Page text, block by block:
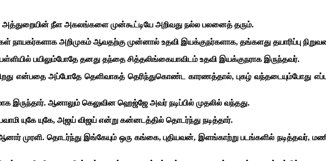
நீள அகலங்களை முன்கூட்டியே அறிவது நல்ல பலனைத் தரும்.
அறிமுகம் ஆவதற்கு முன்னால் உதவி இயக்குநர்களாக, தங்களது தயாரிப்பு
பயிலும்போதே தனது தந்தை சித்தலிங்கையாவிடம் உதவி இயக்குநராக இருந்தவர்.
என்பதை அப்போதே தெளிவாகத் தெரிந்துகொண்ட காரணத்தால், புகழ் வந்தடையும்போது
இருந்தார். ஆனாலும் கெலுவின ஹெஜ்ஜே அவர் நடிப்பில் முதலில் வந்தது.
யுகே யுகே, அஜய் விஜய் என்று கன்னடத்தில் தொடர்ந்து நடித்தார்.
முரளி. தொடர்ந்து இங்கேயும் ஒரு கங்கை, புதியவன், இளங்காற்று படங்களில் நடித்தவர்,